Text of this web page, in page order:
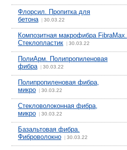
Флорсил. Пропитка для
бетона| 30.03.22
Композитная макрофибра FibraMax.
Стеклопластик
30.03.22
ПолиАрм. Полипропиленовая
фибра| 30.03.22
Полипропиленовая фибра,
микро
30.03.22
Стекловолоконная фибра,
микро
30.03.22
Базальтовая фибра.
Фиброволокно
30.03.22